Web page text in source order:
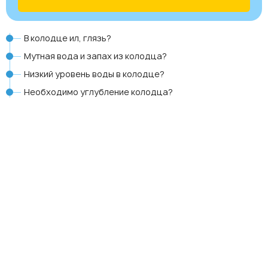
В колодце ил, глязь?
Мутная вода и запах из колодца?
Низкий уровень воды в колодце?
Необходимо углубление колодца?